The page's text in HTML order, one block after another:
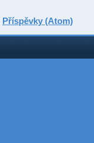
Příspěvky (Atom)